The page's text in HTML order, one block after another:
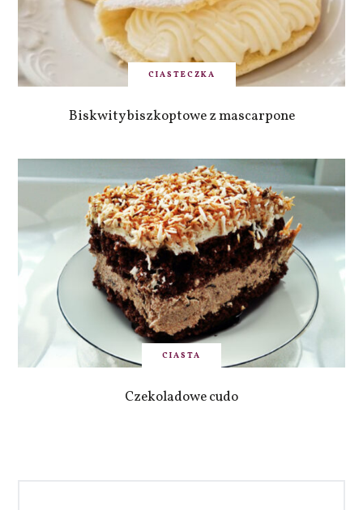
CIASTECZKA
Biskwity biszkoptowe z mascarpone
CIASTA
Czekoladowe cudo